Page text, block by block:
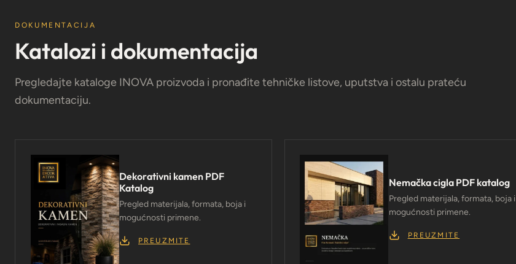
DOKUMENTACIJA
Katalozi i dokumentacija
Pregledajte kataloge INOVA proizvoda i pronađite tehničke listove, uputstva i ostalu prateću
dokumentaciju.
Dekorativni kamen PDF
Katalog
Pregled materijala, formata, boja i
mogućnosti primene.
PREUZMITE
Nemačka cigla PDF katalog
Pregled materijala, formata, boja i
mogućnosti primene.
PREUZMITE